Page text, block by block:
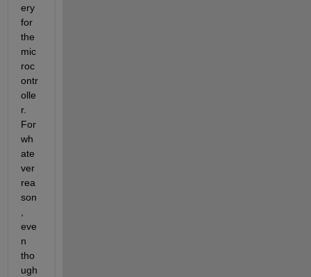
ery
for
the
mic
roc
ontr
olle
r.
For
wh
ate
ver
rea
son
eve
n
tho
ugh